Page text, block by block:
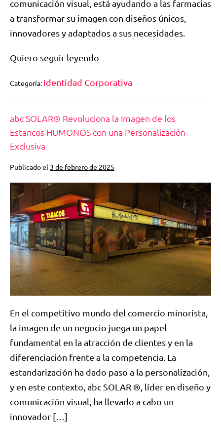
comunicación visual, está ayudando a las farmacias
a transformar su imagen con diseños únicos,
innovadores y adaptados a sus necesidades.
Quiero seguir leyendo
Categoría: Identidad Corporativa
abc SOLAR® Revoluciona la Imagen de los
Estancos HUMONOS con una Personalización
Exclusiva
Publicado el 3 de febrero de 2025
En el competitivo mundo del comercio minorista,
la imagen de un negocio juega un papel
fundamental en la atracción de clientes y en la
diferenciación frente a la competencia. La
estandarización ha dado paso a la personalización,
y en este contexto, abc SOLAR ®, líder en diseño y
comunicación visual, ha llevado a cabo un
innovador […]